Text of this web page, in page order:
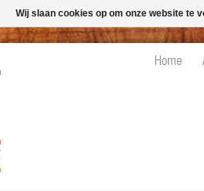
Home
Wij slaan cookies op om onze website te